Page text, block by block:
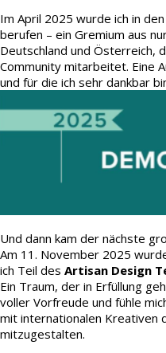
Im April 2025 wurde ich in den
berufen – ein Gremium aus
Deutschland und Österreich,
Community mitarbeitet. Eine
und für die ich sehr dankbar
Und dann kam der nächste
Am 11. November 2025
ich Teil des Artisan Design
Ein Traum, der in Erfüllung
voller Vorfreude und fühle
mit internationalen Kreativen
mitzugestalten.